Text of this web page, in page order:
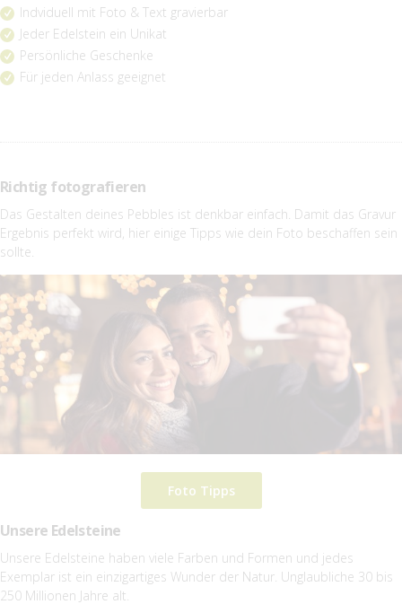
Indviduell mit Foto & Text gravierbar
Jeder Edelstein ein Unikat
Persönliche Geschenke
Für jeden Anlass geeignet
Richtig fotografieren
Das Gestalten deines Pebbles ist denkbar einfach. Damit das Gravur
Ergebnis perfekt wird, hier einige Tipps wie dein Foto beschaffen sein
sollte.
Foto Tipps
Unsere Edelsteine
Unsere Edelsteine haben viele Farben und Formen und jedes
Exemplar ist ein einzigartiges Wunder der Natur. Unglaubliche 30 bis
250 Millionen Jahre alt.